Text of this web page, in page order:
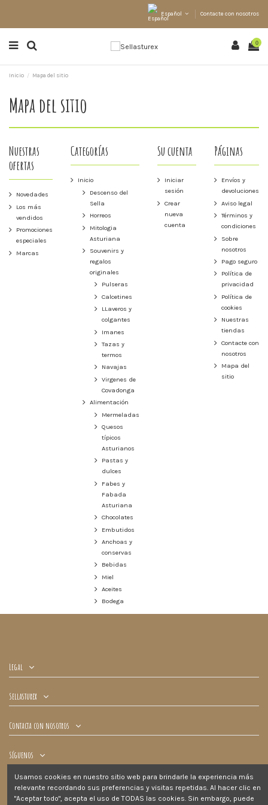
Español Contacte con nosotros
0
Inicio Mapa del sitio
Mapa del sitio
Nuestras
ofertas
Novedades
Los más
vendidos
Promociones
especiales
Marcas
Categorías
Inicio
Descenso del
Sella
Horreos
Mitologia
Asturiana
Souvenirs y
regalos
originales
Pulseras
Calcetines
LLaveros y
colgantes
Imanes
Tazas y
termos
Navajas
Virgenes de
Covadonga
Alimentación
Mermeladas
Quesos
típicos
Asturianos
Pastas y
dulces
Fabes y
Fabada
Asturiana
Chocolates
Embutidos
Anchoas y
conservas
Bebidas
Miel
Aceites
Bodega
Su cuenta
Iniciar
sesión
Crear
nueva
cuenta
Páginas
Envíos y
devoluciones
Aviso legal
Términos y
condiciones
Sobre
nosotros
Pago seguro
Política de
privacidad
Política de
cookies
Nuestras
tiendas
Contacte con
nosotros
Mapa del
sitio
Legal
Sellasturex
Contacta con nosotros
Síguenos
Newsletter
Usamos cookies en nuestro sitio web para brindarle la experiencia más
relevante recordando sus preferencias y visitas repetidas. Al hacer clic en
"Aceptar todo", acepta el uso de TODAS las cookies. Sin embargo, puede